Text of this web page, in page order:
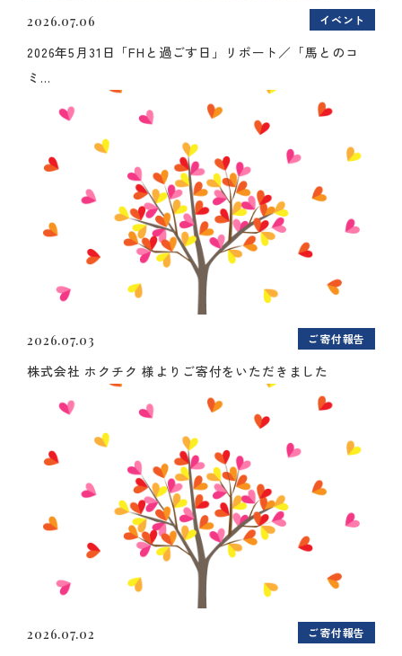
2026.07.06 イベント
2026年5月31日「FHと過ごす日」リポート／「馬とのコ
ミ...
2026.07.03 ご寄付報告
株式会社 ホクチク 様よりご寄付をいただきました
2026.07.02 ご寄付報告